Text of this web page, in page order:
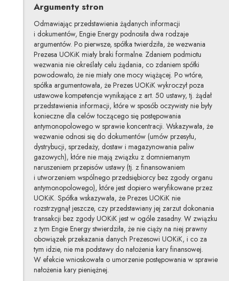
Argumenty stron
Odmawiając przedstawienia żądanych informacji
i dokumentów, Engie Energy podnosiła dwa rodzaje
argumentów. Po pierwsze, spółka twierdziła, że wezwania
Prezesa UOKiK miały braki formalne. Zdaniem podmiotu
wezwania nie określały celu żądania, co zdaniem spółki
powodowało, że nie miały one mocy wiążącej. Po wtóre,
spółka argumentowała, że Prezes UOKiK wykroczył poza
ustawowe kompetencje wynikające z art. 50 ustawy, tj. żądał
przedstawienia informacji, które w sposób oczywisty nie były
konieczne dla celów toczącego się postępowania
antymonopolowego w sprawie koncentracji. Wskazywała, że
wezwanie odnosi się do dokumentów (umów przesyłu,
dystrybucji, sprzedaży, dostaw i magazynowania paliw
gazowych), które nie mają związku z domniemanym
naruszeniem przepisów ustawy (tj. z finansowaniem
i utworzeniem wspólnego przedsiębiorcy bez zgody organu
antymonopolowego), które jest dopiero weryfikowane przez
UOKiK. Spółka wskazywała, że Prezes UOKiK nie
rozstrzygnął jeszcze, czy przedstawiany jej zarzut dokonania
transakcji bez zgody UOKiK jest w ogóle zasadny. W związku
z tym Engie Energy stwierdziła, że nie ciąży na niej prawny
obowiązek przekazania danych Prezesowi UOKiK, i co za
tym idzie, nie ma podstawy do nałożenia kary finansowej.
W efekcie wnioskowała o umorzenie postępowania w sprawie
nałożenia kary pieniężnej.